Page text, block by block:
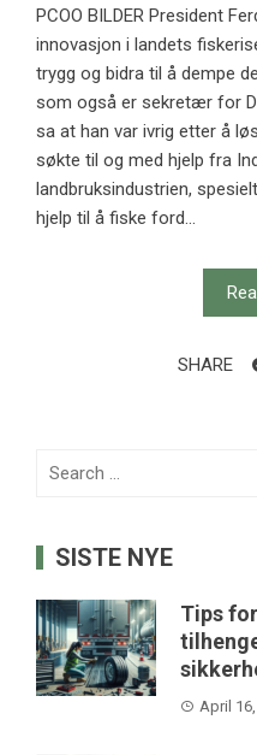
PCOO BILDER President
innovasjon i landets
trygg og bidra til å dempe
som også er sekretær for
sa at han var ivrig etter å
søkte til og med hjelp fra
landbruksindustrien,
hjelp til å fiske ford...
SHARE
Search
SISTE NYE
Tips
April